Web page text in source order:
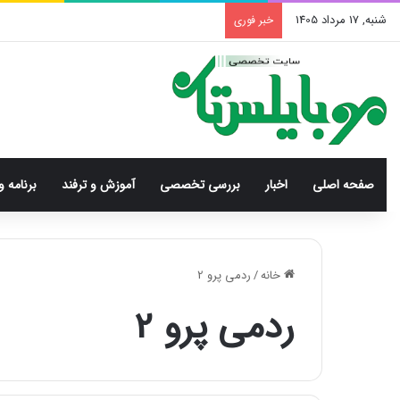
شنبه, 17 مرداد 1405 خبر فوری
صفحه اصلی اخبار بررسی‌ تخصصی آموزش و ترفند برنامه
خانه/ردمی پرو 2
ردمی پرو 2